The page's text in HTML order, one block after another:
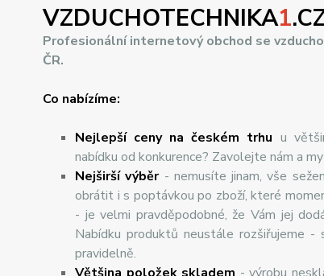
VZDUCHOTECHNIKA1
Profesionální internetový obchod se
ČR.
Co nabízíme:
Nejlepší ceny na českém trhu u
nabídku od konkurence? Zavolejte nám a
Nejširšívýběr- nemusíte jinam, vše
obrátit i s poptávkou po zboží, které
- je velmi pravděpodobné, že Vám jej
Nabídku produktů neustále rozšiřujeme
pravidelně.